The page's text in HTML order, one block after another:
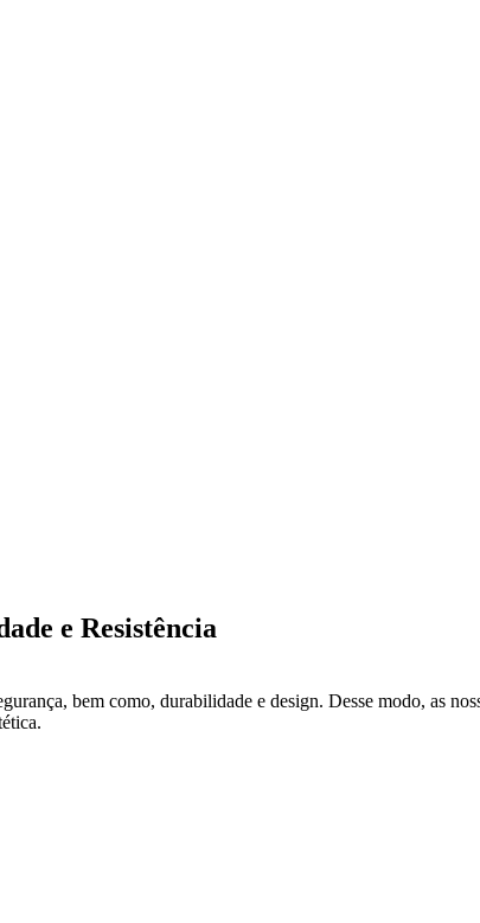
e Resistência
bem como, durabilidade e design. Desse modo, as